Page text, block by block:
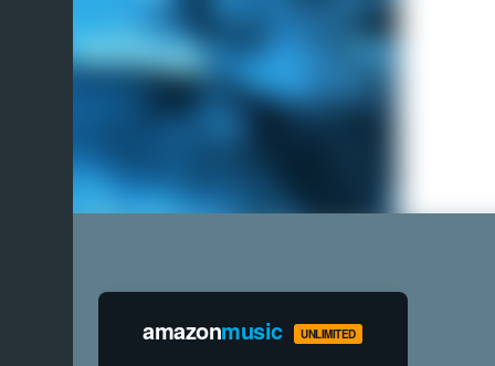
amazonmusic UNLIMITED